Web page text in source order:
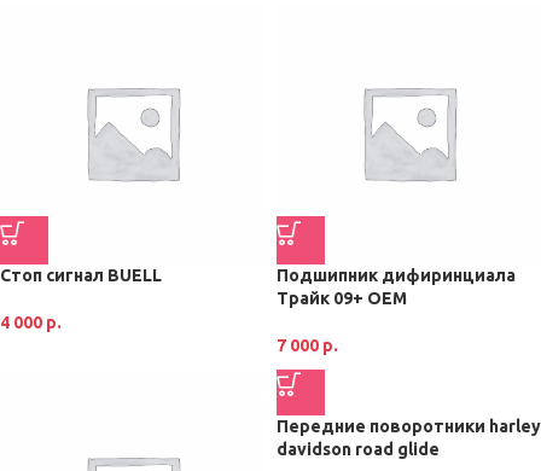
Стоп сигнал BUELL
4 000 р.
Подшипник дифиринциала
Трайк 09+ ОЕМ
7 000 р.
Передние поворотники harley
davidson road glide